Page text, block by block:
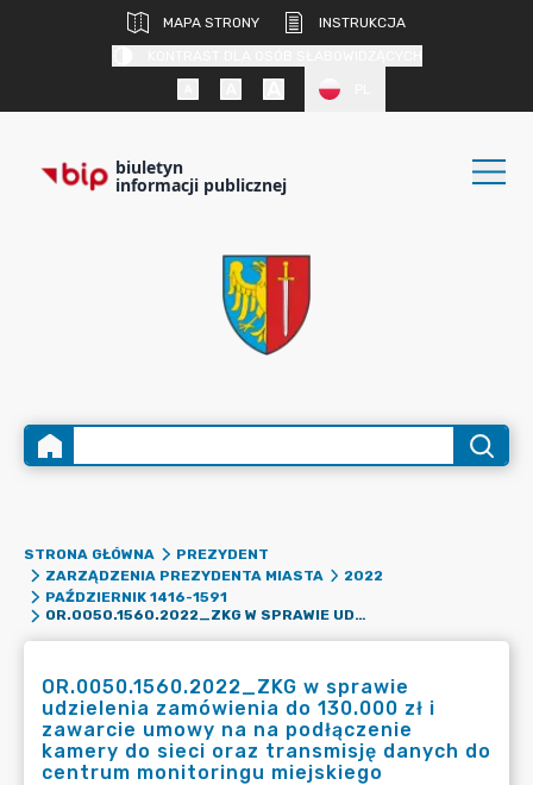
MAPA STRONY
INSTRUKCJA
biuletyn
informacji publicznej
STRONA GŁÓWNA
PREZYDENT
ZARZĄDZENIA PREZYDENTA MIASTA
2022
PAŹDZIERNIK 1416-1591
OR.0050.1560.2022_ZKG W SPRAWIE UDZIELENIA ZAMÓWIENIA DO 130.000 ZŁ I ZAWARCIE UMOWY NA NA PODŁĄCZENIE KAMERY DO SIECI ORAZ TRANSMISJĘ DANYCH DO CENTRUM MONITORINGU MIEJSKIEGO
OR.0050.1560.2022_ZKG w sprawie
udzielenia zamówienia do 130.000 zł i
zawarcie umowy na na podłączenie
kamery do sieci oraz transmisję danych do
centrum monitoringu miejskiego